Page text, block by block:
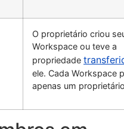
O proprietário criou
Workspace ou teve a
propriedade
ele. Cada Workspace
apenas um